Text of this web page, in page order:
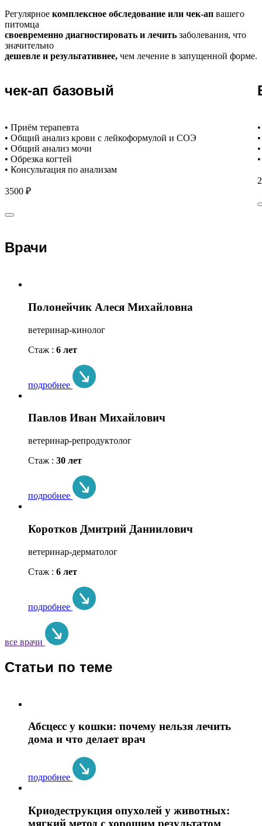
Регулярное комплексное обследование или чек-ап вашего
питомца
своевременно диагностировать и лечить заболевания, что
значительно
дешевле и результативнее, чем лечение в запущенной форме.
чек-ап базовый
• Приём терапевта
• Общий анализ крови с лейкоформулой и СОЭ
• Общий анализ мочи
• Обрезка когтей
• Консультация по анализам
3500 ₽
Врачи
Полонейчик Алеся Михайловна
ветеринар-кинолог
Стаж : 6 лет
подробнее
Павлов Иван Михайлович
ветеринар-репродуктолог
Стаж : 30 лет
подробнее
Коротков Дмитрий Даниилович
ветеринар-дерматолог
Стаж : 6 лет
подробнее
все врачи
Статьи по теме
Абсцесс у кошки: почему нельзя лечить
дома и что делает врач
подробнее
Криодеструкция опухолей у животных:
мягкий метод с хорошим результатом